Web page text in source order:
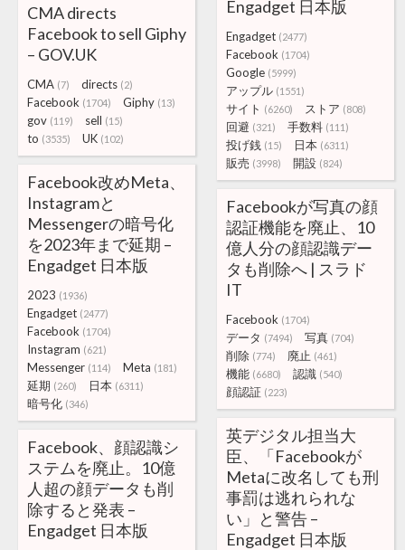
Engadget 日本版
Engadget (2477)
Facebook (1704)
Google (5999)
アップル (1551)
サイト (6260) ストア (808)
回避 (321) 手数料 (111)
投げ銭 (15) 日本 (6311)
販売 (3998) 開設 (824)
CMA directs
Facebook to sell Giphy
– GOV.UK
CMA (7) directs (2)
Facebook (1704) Giphy (13)
gov (119) sell (15)
to (3535) UK (102)
Facebook改めMeta、
Instagramと
Messengerの暗号化
を2023年まで延期 –
Engadget 日本版
2023 (1936)
Engadget (2477)
Facebook (1704)
Instagram (621)
Messenger (114) Meta (181)
延期 (260) 日本 (6311)
暗号化 (346)
Facebookが写真の顔
認証機能を廃止、10
億人分の顔認識デー
タも削除へ | スラド
IT
Facebook (1704)
データ (7494) 写真 (704)
削除 (774) 廃止 (461)
機能 (6680) 認識 (540)
顔認証 (223)
英デジタル担当大
臣、「Facebookが
Metaに改名しても刑
事罰は逃れられな
い」と警告 –
Engadget 日本版
Facebook、顔認識シ
ステムを廃止。10億
人超の顔データも削
除すると発表 –
Engadget 日本版